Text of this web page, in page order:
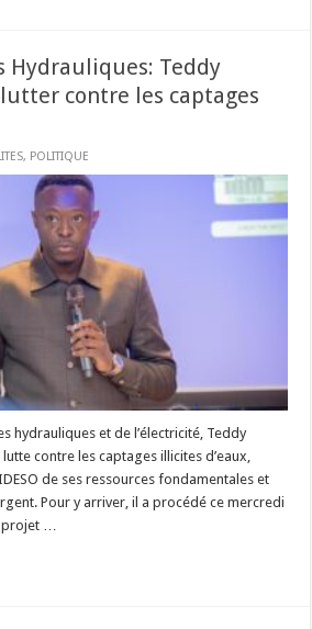
Hydrauliques: Teddy
contre les captages
, POLITIQUE
hydrauliques et de l’électricité, Teddy
contre les captages illicites d’eaux,
de ses ressources fondamentales et
Pour y arriver, il a procédé ce mercredi
projet …